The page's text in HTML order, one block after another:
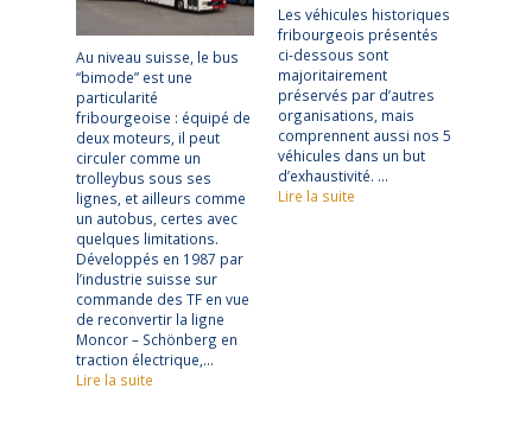
Au niveau suisse, le bus
“bimode” est une
particularité
fribourgeoise : équipé de
deux moteurs, il peut
circuler comme un
trolleybus sous ses
lignes, et ailleurs comme
un autobus, certes avec
quelques limitations.
Développés en 1987 par
l’industrie suisse sur
commande des TF en vue
de reconvertir la ligne
Moncor – Schönberg en
traction électrique,…
Lire la suite
Les véhicules historiques
fribourgeois présentés
ci-dessous sont
majoritairement
préservés par d’autres
organisations, mais
comprennent aussi nos 5
véhicules dans un but
d’exhaustivité. …
Lire la suite